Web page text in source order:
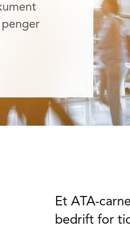
Et ATA-
bedrift for